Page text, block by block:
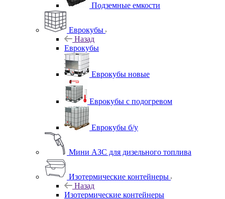
Подземные емкости
Еврокубы
Назад
Еврокубы
Еврокубы новые
Еврокубы с подогревом
Еврокубы б/у
Мини АЗС для дизельного топлива
Изотермические контейнеры
Назад
Изотермические контейнеры